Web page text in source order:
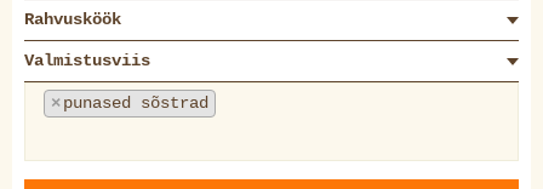
Rahvusköök
Valmistusviis
×punased sõstrad